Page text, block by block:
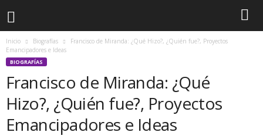
Inicio Biografías
Francisco de Miranda: ¿Qué Hizo?, ¿Quién fue?, Proyectos
Emancipadores e Ideas
BIOGRAFÍAS
Francisco de Miranda: ¿Qué
Hizo?, ¿Quién fue?, Proyectos
Emancipadores e Ideas